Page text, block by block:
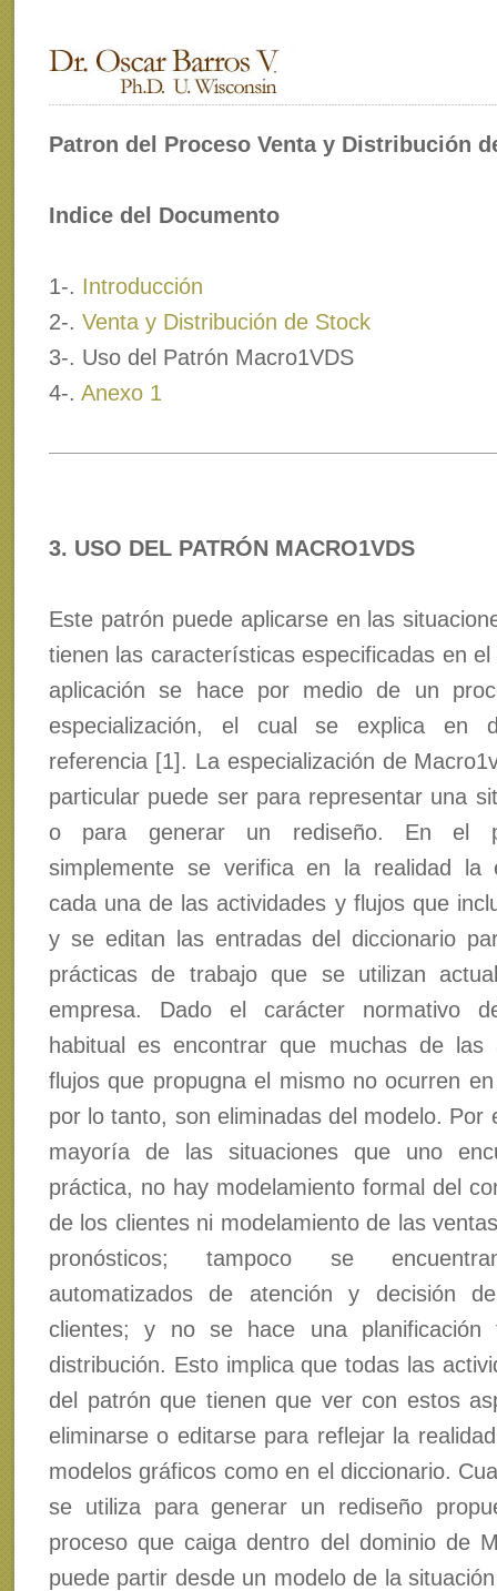
Patron del Proceso Venta y Distribución
Indice del Documento
1-. Introducción
2-. Venta y Distribución de Stock
3-. Uso del Patrón Macro1VDS
4-. Anexo 1
3. USO DEL PATRÓN MACRO1VDS
Este patrón puede aplicarse en las
tienen las características especificadas en
aplicación se hace por medio de un
especialización, el cual se explica en
referencia [1]. La especialización de
particular puede ser para representar una
o para generar un rediseño. En el
simplemente se verifica en la realidad la
cada una de las actividades y flujos que
y se editan las entradas del diccionario
prácticas de trabajo que se utilizan
empresa. Dado el carácter normativo
habitual es encontrar que muchas de las
flujos que propugna el mismo no ocurren
por lo tanto, son eliminadas del modelo. Por
mayoría de las situaciones que uno
práctica, no hay modelamiento formal del
de los clientes ni modelamiento de las
pronósticos; tampoco se
automatizados de atención y decisión
clientes; y no se hace una planificación
distribución. Esto implica que todas las
del patrón que tienen que ver con estos
eliminarse o editarse para reflejar la
modelos gráficos como en el diccionario.
se utiliza para generar un rediseño
proceso que caiga dentro del dominio de
puede partir desde un modelo de la